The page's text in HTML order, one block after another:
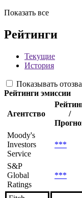
Показать все
Рейтинги
Текущие
История
Показывать
Рейтинги эмиссии
Агентство
/
Moody's
Investors
Service
***
S&P
Global
Ratings
***